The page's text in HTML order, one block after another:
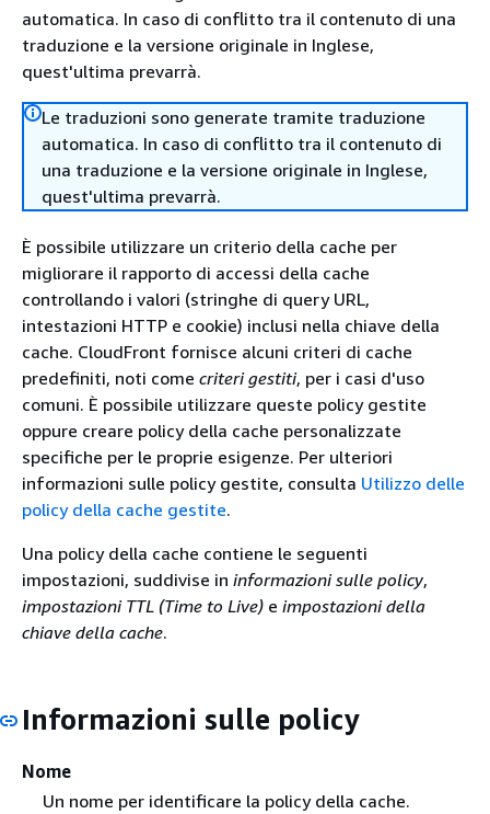
automatica. In caso di conflitto tra il contenuto di una
traduzione e la versione originale in Inglese,
quest'ultima prevarrà.
Le traduzioni sono generate tramite traduzione
automatica. In caso di conflitto tra il contenuto di
una traduzione e la versione originale in Inglese,
quest'ultima prevarrà.
È possibile utilizzare un criterio della cache per
migliorare il rapporto di accessi della cache
controllando i valori (stringhe di query URL,
intestazioni HTTP e cookie) inclusi nella chiave della
cache. CloudFront fornisce alcuni criteri di cache
predefiniti, noti come criteri gestiti, per i casi d'uso
comuni. È possibile utilizzare queste policy gestite
oppure creare policy della cache personalizzate
specifiche per le proprie esigenze. Per ulteriori
informazioni sulle policy gestite, consulta Utilizzo delle
policy della cache gestite.
Una policy della cache contiene le seguenti
impostazioni, suddivise in informazioni sulle policy,
impostazioni TTL (Time to Live) e impostazioni della
chiave della cache.
Informazioni sulle policy
Nome
Un nome per identificare la policy della cache.